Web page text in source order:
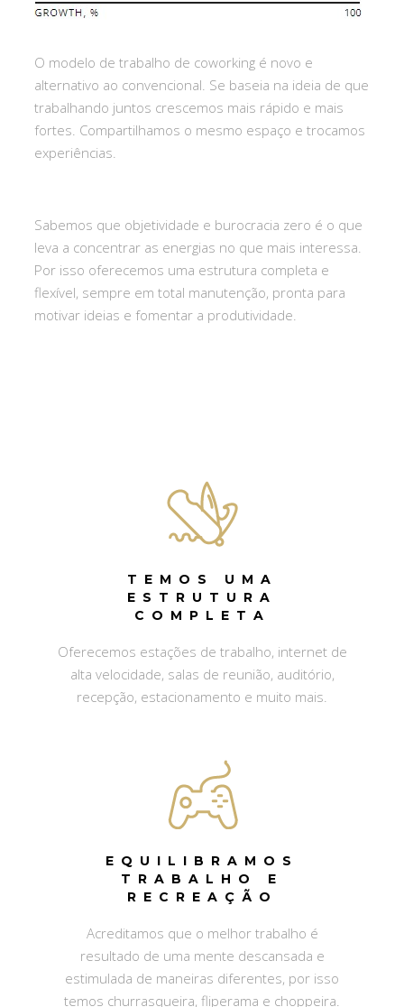
O modelo de trabalho de coworking é novo e
alternativo ao convencional. Se baseia na ideia de que
trabalhando juntos crescemos mais rápido e mais
fortes. Compartilhamos o mesmo espaço e trocamos
experiências.
Sabemos que objetividade e burocracia zero é o que
leva a concentrar as energias no que mais interessa.
Por isso oferecemos uma estrutura completa e
flexível, sempre em total manutenção, pronta para
motivar ideias e fomentar a produtividade.
TEMOS UMA
ESTRUTURA
COMPLETA
Oferecemos estações de trabalho, internet de
alta velocidade, salas de reunião, auditório,
recepção, estacionamento e muito mais.
EQUILIBRAMOS
TRABALHO E
RECREAÇÃO
Acreditamos que o melhor trabalho é
resultado de uma mente descansada e
estimulada de maneiras diferentes, por isso
temos churrasqueira, fliperama e choppeira.